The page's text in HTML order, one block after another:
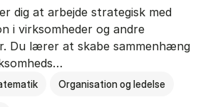
dig at arbejde strategisk med
i virksomheder og andre
Du lærer at skabe sammenhæng
Organisation og ledelse